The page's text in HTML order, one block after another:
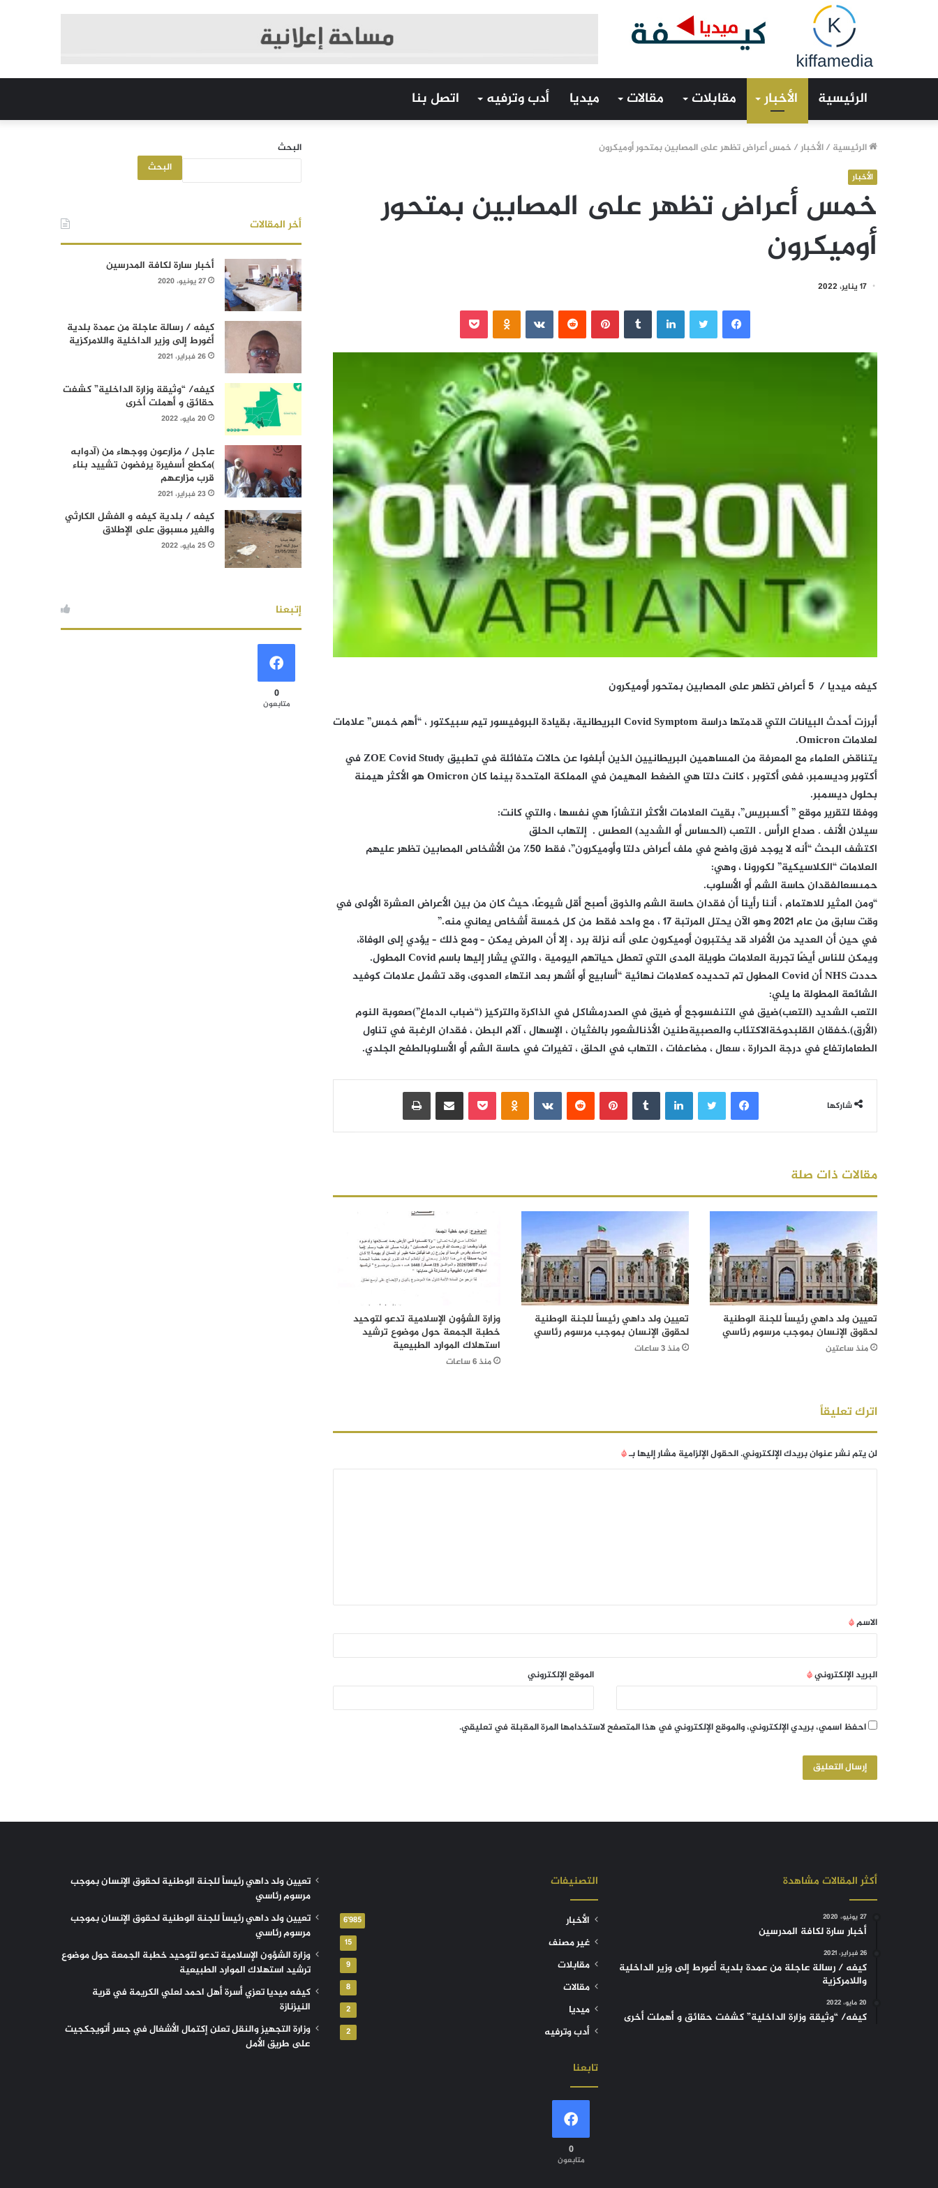
الرئيسية الأخبار مقابلات مقالات ميديا أدب وترفيه اتصل بنا
الرئيسية /الأخبار/ خمس أعراض تظهر على المصابين بمتحور أوميكرون
الأخبار
خمس أعراض تظهر على المصابين بمتحور
أوميكرون
17 يناير، 2022
فيسبوك لينكدإن بينتيريست
كيفه ميديا / 5 أعراض تظهر على المصابين بمتحور أوميكرون
أبرزت أحدث البيانات التي قدمتها دراسة Covid Symptom البريطانية، بقيادة البروفيسور تيم سبيكتور ، “أهم خمس” علامات
لعلامات Omicron.
يتناقض العلماء مع المعرفة من المساهمين البريطانيين الذين أبلغوا عن حالات متفائلة في تطبيق ZOE Covid Study في
أكتوبر وديسمبر، ففى أكتوبر ، كانت دلتا هي الضغط المهيمن في المملكة المتحدة بينما كان Omicron هو الأكثر هيمنة
بحلول ديسمبر.
ووفقا لتقرير موقع ” أكسبريس”، بقيت العلامات الأكثر انتشارًا هي نفسها ، والتي كانت:
سيلان الأنف . صداع الرأس . التعب (الحساس أو الشديد) العطس . إلتهاب الحلق
اكتشف البحث “أنه لا يوجد فرق واضح في ملف أعراض دلتا وأوميكرون”، فقط 50٪ من الأشخاص المصابين تظهر عليهم
العلامات “الكلاسيكية” لكورونا ، وهي:
حمىسعالفقدان حاسة الشم أو الأسلوب.
“ومن المثير للاهتمام ، أننا رأينا أن فقدان حاسة الشم والذوق أصبح أقل شيوعًا، حيث كان من بين الأعراض العشرة الأولى في
وقت سابق من عام 2021 وهو الآن يحتل المرتبة 17 ، مع واحد فقط من كل خمسة أشخاص يعاني منه.”
في حين أن العديد من الأفراد قد يختبرون أوميكرون على أنه نزلة برد ، إلا أن المرض يمكن – ومع ذلك – يؤدي إلى الوفاة،
ويمكن للناس أيضًا تجربة العلامات طويلة المدى التي تعطل حياتهم اليومية ، والتي يشار إليها باسم Covid المطول.
حددت NHS أن Covid المطول تم تحديده كعلامات نهائية “أسابيع أو أشهر بعد انتهاء العدوى، وقد تشمل علامات كوفيد
الشائعة المطولة ما يلي:
التعب الشديد (التعب)ضيق في التنفسوجع أو ضيق في الصدرمشاكل في الذاكرة والتركيز (“ضباب الدماغ”)صعوبة النوم
(الأرق).خفقان القلبدوخةالاكتئاب والعصبيةطنين الأذنالشعور بالغثيان ، الإسهال ، آلام البطن ، فقدان الرغبة في تناول
الطعامارتفاع في درجة الحرارة ، سعال ، مضاعفات ، التهاب في الحلق ، تغيرات في حاسة الشم أو الأسلوبالطفح الجلدي.
شاركها
فيسبوك لينكدإن بينتيريست بوكيت مشاركة عبر البريد
مقالات ذات صلة
تعيين ولد داهي رئيساً للجنة الوطنية
لحقوق الإنسان بموجب مرسوم رئاسي
منذ ساعتين
تعيين ولد داهي رئيساً للجنة الوطنية
لحقوق الإنسان بموجب مرسوم رئاسي
منذ 3 ساعات
وزارة الشؤون الإسلامية تدعو لتوحيد
خطبة الجمعة حول موضوع ترشيد
استهلاك الموارد الطبيعية
منذ 6 ساعات
اترك تعليقاً
لن يتم نشر عنوان بريدك الإلكتروني.الحقول الإلزامية مشار إليها بـ*
الاسم*
البريد الإلكتروني* الموقع الإلكتروني
احفظ اسمي، بريدي الإلكتروني، والموقع الإلكتروني في هذا المتصفح لاستخدامها المرة المقبلة في تعليقي.
البحث
البحث
أخر المقالات
أخبار سارة لكافة المدرسين
27 يونيو، 2020
كيفه / رسالة عاجلة من عمدة بلدية
أغورط إلى وزير الداخلية واللامركزية
26 فبراير، 2021
كيفه/ “وثيقة وزارة الداخلية” كشفت
حقائق و أهملت أخرى
20 مايو، 2022
عاجل / مزارعون ووجهاء من (آدوابه
)مكطع أسفيرة يرفضون تشييد بناء
قرب مزارعهم
23 فبراير، 2021
كيفه / بلدية كيفه و الفشل الكارثي
والغير مسبوق على الإطلاق
25 مايو، 2022
إتبعنا
0
متابعون
أكثر المقالات مشاهدة
27 يونيو، 2020
أخبار سارة لكافة المدرسين
26 فبراير، 2021
كيفه / رسالة عاجلة من عمدة بلدية أغورط إلى وزير الداخلية
واللامركزية
20 مايو، 2022
كيفه/ “وثيقة وزارة الداخلية” كشفت حقائق و أهملت أخرى
التصنيفات
الأخبار 6٬985
غير مصنف 15
مقابلات 9
مقالات 8
ميديا 2
أدب وترفيه 2
تابعنا
0
متابعون
تعيين ولد داهي رئيساً للجنة الوطنية لحقوق الإنسان بموجب
مرسوم رئاسي
تعيين ولد داهي رئيساً للجنة الوطنية لحقوق الإنسان بموجب
مرسوم رئاسي
وزارة الشؤون الإسلامية تدعو لتوحيد خطبة الجمعة حول موضوع
ترشيد استهلاك الموارد الطبيعية
كيفه ميديا تعزي أسرة أهل احمد لعلي الكريمة في قرية
النيزنازة
وزارة التجهيز والنقل تعلن إكتمال الأشغال في جسر أتويجكجيت
على طريق الأمل